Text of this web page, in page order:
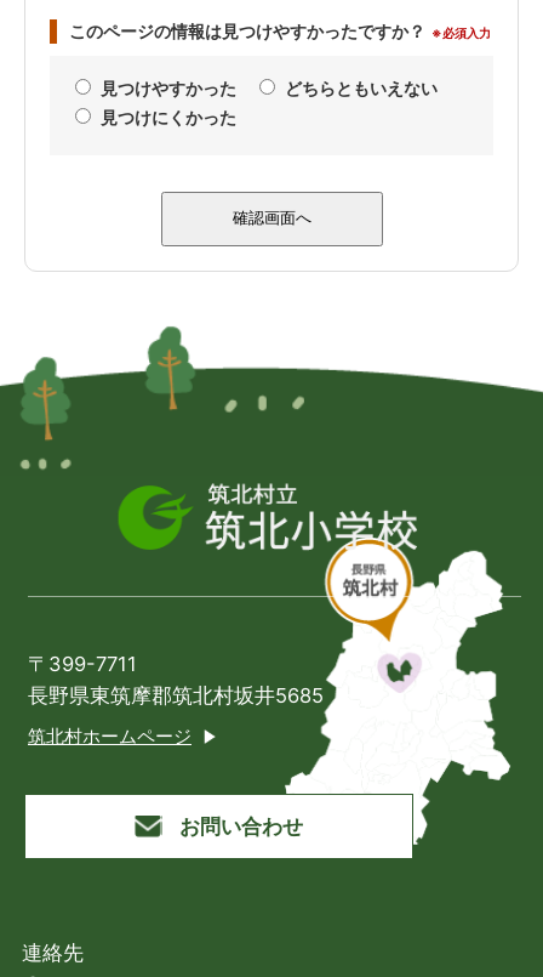
このページの情報は見つけやすかったですか？ ※必須入力
見つけやすかった
どちらともいえない
見つけにくかった
〒399-7711
長野県東筑摩郡筑北村坂井5685
筑北村ホームページ
お問い合わせ
連絡先